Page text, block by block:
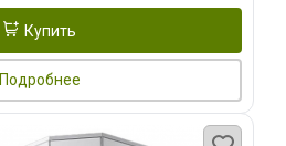
Купить
Подробнее